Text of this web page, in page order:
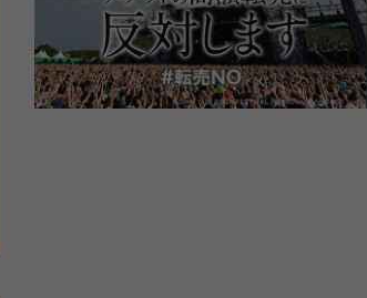
よっしー さん
佐野元春